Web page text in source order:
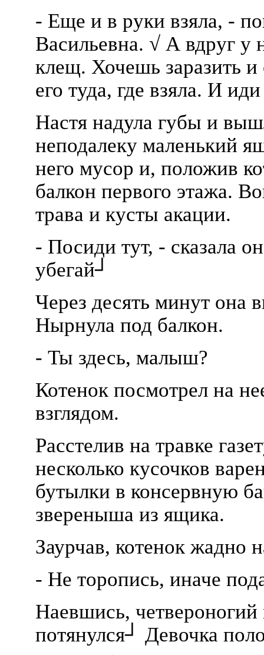
- Еще и в руки взяла, -
Васильевна. √ А вдруг
клещ. Хочешь заразить
его туда, где взяла. И
Настя надула губы и
неподалеку маленький
него мусор и, положив
балкон первого этажа.
трава и кусты акации.
- Посиди тут, - сказала
убегай┘
Через десять минут она
Нырнула под балкон.
- Ты здесь, малыш?
Котенок посмотрел на
взглядом.
Расстелив на травке
несколько кусочков
бутылки в консервную
звереныша из ящика.
Заурчав, котенок жадно
- Не торопись, иначе
Наевшись,
потянулся┘ Девочка